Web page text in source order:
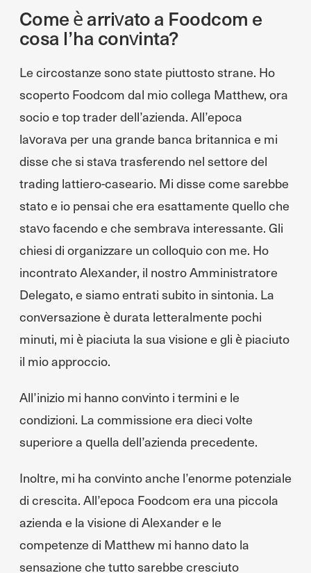
Come è arrivato a Foodcom e
cosa l’ha convinta?
Le circostanze sono state piuttosto strane. Ho
scoperto Foodcom dal mio collega Matthew, ora
socio e top trader dell’azienda. All’epoca
lavorava per una grande banca britannica e mi
disse che si stava trasferendo nel settore del
trading lattiero-caseario. Mi disse come sarebbe
stato e io pensai che era esattamente quello che
stavo facendo e che sembrava interessante. Gli
chiesi di organizzare un colloquio con me. Ho
incontrato Alexander, il nostro Amministratore
Delegato, e siamo entrati subito in sintonia. La
conversazione è durata letteralmente pochi
minuti, mi è piaciuta la sua visione e gli è piaciuto
il mio approccio.
All’inizio mi hanno convinto i termini e le
condizioni. La commissione era dieci volte
superiore a quella dell’azienda precedente.
Inoltre, mi ha convinto anche l’enorme potenziale
di crescita. All’epoca Foodcom era una piccola
azienda e la visione di Alexander e le
competenze di Matthew mi hanno dato la
sensazione che tutto sarebbe cresciuto